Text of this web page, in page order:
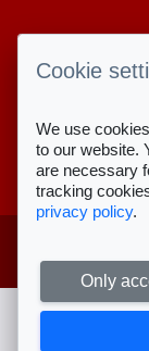
ส่งเสริมการศึกษาเ
Cookie
We use
to our website.
are necessary
tracking
privacy policy.
Only